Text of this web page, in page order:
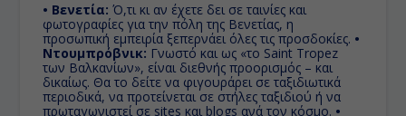
• Βενετία: Ό,τι κι αν έχετε δει σε ταινίες και
φωτογραφίες για την πόλη της Βενετίας, η
προσωπική εμπειρία ξεπερνάει όλες τις προσδοκίες. •
Ντουμπρόβνικ: Γνωστό και ως «το Saint Tropez
των Βαλκανίων», είναι διεθνής προορισμός – και
δικαίως. Θα το δείτε να φιγουράρει σε ταξιδιωτικά
περιοδικά, να προτείνεται σε στήλες ταξιδιού ή να
πρωταγωνιστεί σε sites και blogs ανά τον κόσμο. •